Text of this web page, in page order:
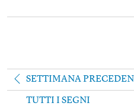
SETTIMANA
TUTTI I SEGNI